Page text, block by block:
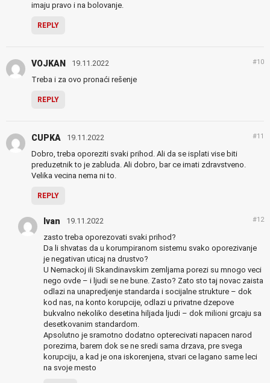
imaju pravo i na bolovanje.
REPLY
VOJKAN 19.11.2022 #10
Treba i za ovo pronaći rešenje
REPLY
CUPKA 19.11.2022 #11
Dobro, treba oporeziti svaki prihod. Ali da se isplati vise biti
preduzetnik to je zabluda. Ali dobro, bar ce imati zdravstveno.
Velika vecina nema ni to.
REPLY
Ivan 19.11.2022 #12
zasto treba oporezovati svaki prihod?
Da li shvatas da u korumpiranom sistemu svako oporezivanje
je negativan uticaj na drustvo?
U Nemackoj ili Skandinavskim zemljama porezi su mnogo veci
nego ovde – i ljudi se ne bune. Zasto? Zato sto taj novac zaista
odlazi na unapredjenje standarda i socijalne strukture – dok
kod nas, na konto korupcije, odlazi u privatne dzepove
bukvalno nekoliko desetina hiljada ljudi – dok milioni grcaju sa
desetkovanim standardom.
Apsolutno je sramotno dodatno opterecivati napacen narod
porezima, barem dok se ne sredi sama drzava, pre svega
korupciju, a kad je ona iskorenjena, stvari ce lagano same leci
na svoje mesto